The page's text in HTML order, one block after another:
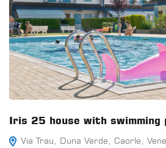
Iris 25 house with swimming
Via Trau, Duna Verde, Caorle,